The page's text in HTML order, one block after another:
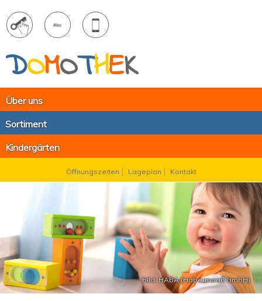
DOMOTHEK
Über uns
Sortiment
Kindergärten
Öffnungszeiten Lageplan Kontakt
Bild: HABA (Habermaaß GmbH)